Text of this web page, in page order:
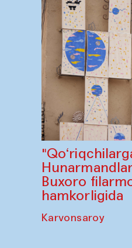
Buxoro
hamkorligida
Karvonsaroy